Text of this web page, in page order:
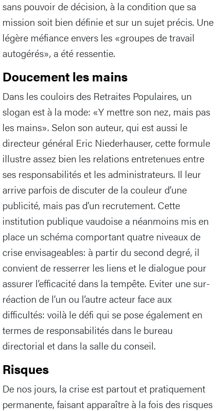
supplémentaire. La création d’un comité auprès du
conseil d’administration peut s’avérer utile, même
sans pouvoir de décision, à la condition que sa
mission soit bien définie et sur un sujet précis. Une
légère méfiance envers les «groupes de travail
autogérés», a été ressentie.
Doucement les mains
Dans les couloirs des Retraites Populaires, un
slogan est à la mode: «Y mettre son nez, mais pas
les mains». Selon son auteur, qui est aussi le
directeur général Eric Niederhauser, cette formule
illustre assez bien les relations entretenues entre
ses responsabilités et les administrateurs. Il leur
arrive parfois de discuter de la couleur d’une
publicité, mais pas d’un recrutement. Cette
institution publique vaudoise a néanmoins mis en
place un schéma comportant quatre niveaux de
crise envisageables: à partir du second degré, il
convient de resserrer les liens et le dialogue pour
assurer l’efficacité dans la tempête. Eviter une sur-
réaction de l’un ou l’autre acteur face aux
difficultés: voilà le défi qui se pose également en
termes de responsabilités dans le bureau
directorial et dans la salle du conseil.
Risques